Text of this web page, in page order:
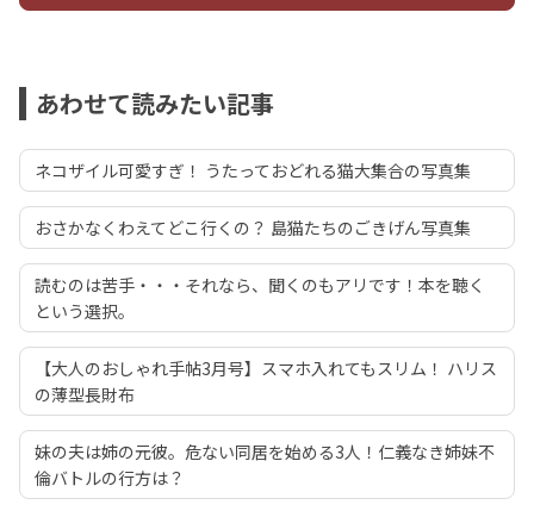
あわせて読みたい記事
ネコザイル可愛すぎ！ うたっておどれる猫大集合の写真集
おさかなくわえてどこ行くの？ 島猫たちのごきげん写真集
読むのは苦手・・・それなら、聞くのもアリです！本を聴く
という選択。
【大人のおしゃれ手帖3月号】スマホ入れてもスリム！ ハリス
の薄型長財布
妹の夫は姉の元彼。危ない同居を始める3人！仁義なき姉妹不
倫バトルの行方は？